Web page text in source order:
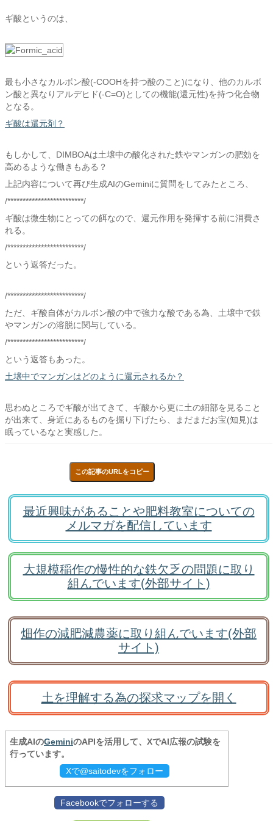
ギ酸というのは、
最も小さなカルボン酸(-COOHを持つ酸のこと)になり、他のカルボ
ン酸と異なりアルデヒド(-C=O)としての機能(還元性)を持つ化合物
となる。
ギ酸は還元剤？
もしかして、DIMBOAは土壌中の酸化された鉄やマンガンの肥効を
高めるような働きもある？
上記内容について再び生成AIのGeminiに質問をしてみたところ、
/*************************/
ギ酸は微生物にとっての餌なので、還元作用を発揮する前に消費さ
れる。
/*************************/
という返答だった。
/*************************/
ただ、ギ酸自体がカルボン酸の中で強力な酸である為、土壌中で鉄
やマンガンの溶脱に関与している。
/*************************/
という返答もあった。
土壌中でマンガンはどのように還元されるか？
思わぬところでギ酸が出てきて、ギ酸から更に土の細部を見ること
が出来て、身近にあるものを掘り下げたら、まだまだお宝(知見)は
眠っているなと実感した。
この記事のURLをコピー
最近興味があることや肥料教室についての
メルマガを配信しています
大規模稲作の慢性的な鉄欠乏の問題に取り
組んでいます(外部サイト)
畑作の減肥減農薬に取り組んでいます(外部
サイト)
土を理解する為の探求マップを開く
生成AIのGeminiのAPIを活用して、XでAI広報の試験を
行っています。
Xで@saitodevをフォロー
Facebookでフォローする